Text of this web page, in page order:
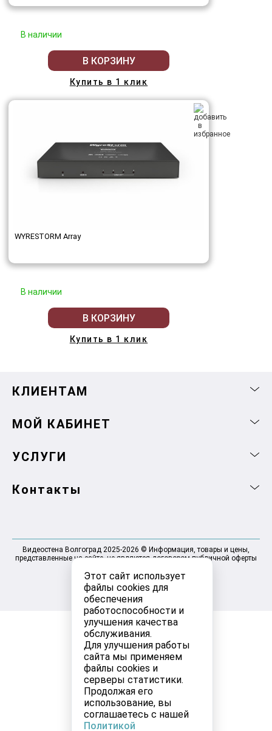
Этот сайт использует
файлы cookies для
обеспечения
работоспособности и
улучшения качества
обслуживания.
Для улучшения работы
сайта мы применяем
файлы cookies и
серверы статистики.
Продолжая его
использование, вы
соглашаетесь с нашей
Политикой
В наличии
В КОРЗИНУ
Купить в 1 клик
WYRESTORM Array
В наличии
В КОРЗИНУ
Купить в 1 клик
КЛИЕНТАМ
МОЙ КАБИНЕТ
УСЛУГИ
Контакты
Видеостена Волгоград 2025-2026 © Информация, товары и цены,
представленные на сайте, не являются договором публичной оферты